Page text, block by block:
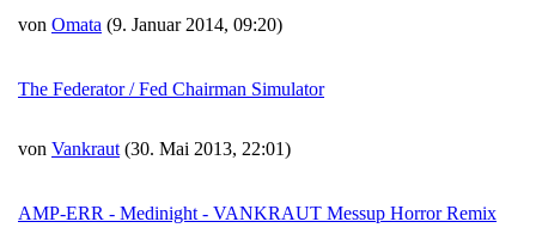
von Omata (9. Januar 2014, 09:20)
The Federator / Fed Chairman Simulator
von Vankraut (30. Mai 2013, 22:01)
AMP-ERR - Medinight - VANKRAUT Messup Horror Remix